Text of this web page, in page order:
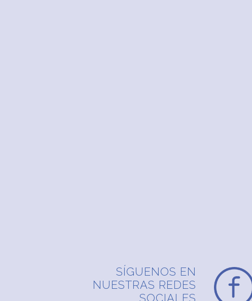
SÍGUENOS EN
NUESTRAS REDES
SOCIALES